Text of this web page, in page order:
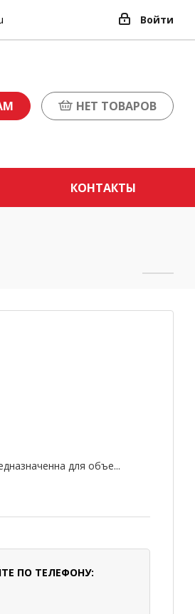
Войти
НЕТ ТОВАРОВ
КОНТАКТЫ
для объе...
ПО ТЕЛЕФОНУ: